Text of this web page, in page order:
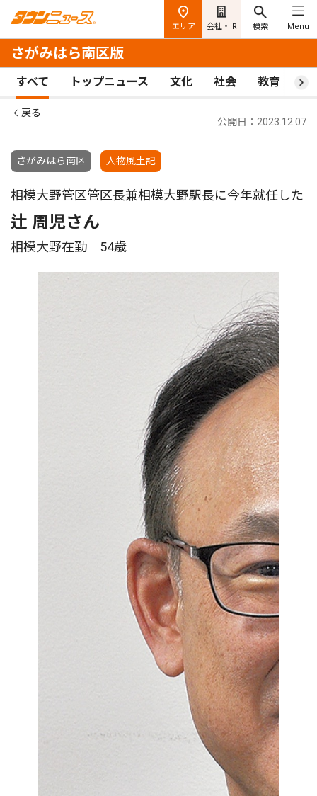
エリア 会社・IR 検索 Menu
さがみはら南区版
すべて トップニュース 文化 社会 教育 ス
戻る
さがみはら南区 人物風土記
公開日：2023.12.07
相模大野管区管区長兼相模大野駅長に今年就任した
辻 周児さん
相模大野在勤 54歳